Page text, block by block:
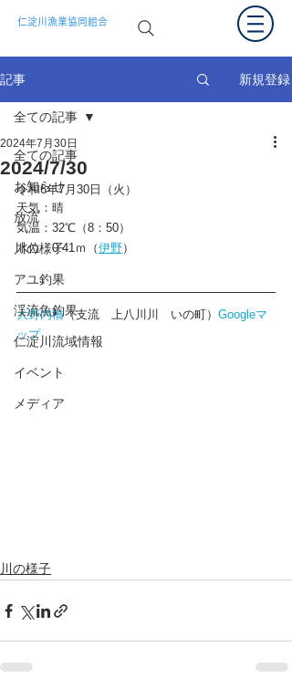
仁淀川漁業協同組合
記事 新規登録
全ての記事
お知らせ
放流
川の様子
アユ釣果
渓流魚釣果
仁淀川流域情報
イベント
メディア
全ての記事
2024/7/30
2024年7月30日
令和6年7月30日（火）
天気：晴
気温：32℃（8：50）
水位：0.41ｍ（伊野）
大野内橋（支流　上八川川　いの町） Googleマ
ップ
川の様子